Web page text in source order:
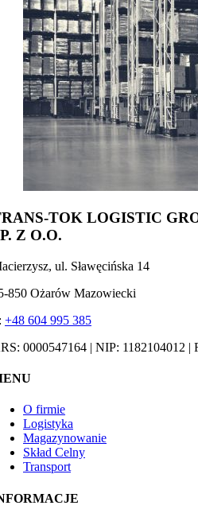
TOK LOGISTIC
Z O.O.
ul. Sławęcińska 14
850 Ożarów Mazowiecki
+48 604 995 385
0000547164 | NIP: 1182104012 |
O firmie
Logistyka
Magazynowanie
Skład Celny
Transport